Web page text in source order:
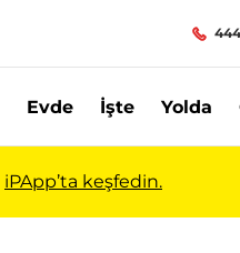
Evde İşte Yolda
iPApp’ta keşfedin.